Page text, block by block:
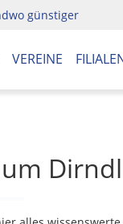
günstiger
VEREINE